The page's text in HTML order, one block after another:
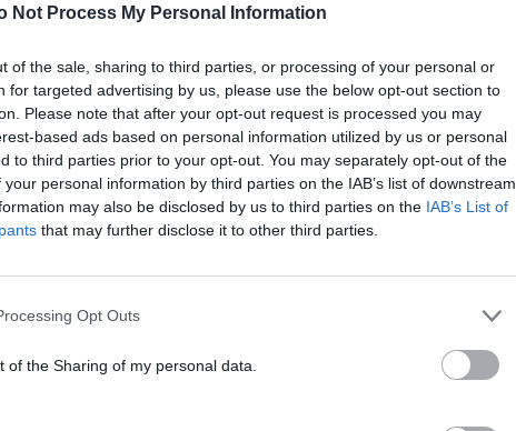
Not Process My Personal Information
of the sale, sharing to third parties, or processing of your personal or
for targeted advertising by us, please use the below opt-out section to
Please note that after your opt-out request is processed you may
based ads based on personal information utilized by us or personal
to third parties prior to your opt-out. You may separately opt-out of the
personal information by third parties on the IAB’s list of downstream
may also be disclosed by us to third parties on the IAB’s List of
that may further disclose it to other third parties.
Opt Outs
of the Sharing of my personal data.